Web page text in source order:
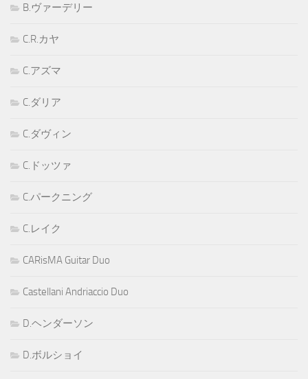
B.ヴァーデリー
C.R.カヤ
C.アズマ
C.ダリア
C.ダヴィン
C.ドッツァ
C.パークニング
C.レイク
CARisMA Guitar Duo
Castellani Andriaccio Duo
D.ヘンダーソン
D.ボルショイ